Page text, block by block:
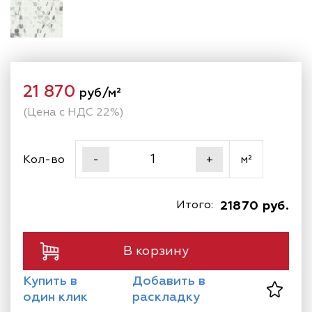
21 870 руб/м²
(Цена с НДС 22%)
Кол-во - + м²
21870 руб.
Итого:
В корзину
Купить в
один клик
Добавить в
раскладку